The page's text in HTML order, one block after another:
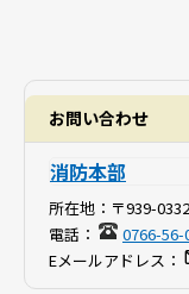
お問い合わせ
消防本部
所在地： 〒939-
電話：
0766-56-
Eメールアドレス：